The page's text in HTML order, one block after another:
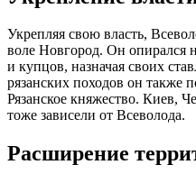
Укрепляя свою власть,
воле Новгород. Он опирался
и купцов, назначая своих
рязанских походов он также
Рязанское княжество. Киев,
тоже зависели от Всеволода.
Расширение